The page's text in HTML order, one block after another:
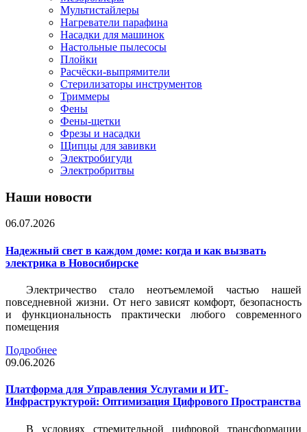
Мультистайлеры
Нагреватели парафина
Насадки для машинок
Настольные пылесосы
Плойки
Расчёски-выпрямители
Стерилизаторы инструментов
Триммеры
Фены
Фены-щетки
Фрезы и насадки
Щипцы для завивки
Электробигуди
Электробритвы
Наши новости
06.07.2026
Надежный свет в каждом доме: когда и как вызвать
электрика в Новосибирске
Электричество стало неотъемлемой частью нашей
повседневной жизни. От него зависят комфорт, безопасность
и функциональность практически любого современного
помещения
Подробнее
09.06.2026
Платформа для Управления Услугами и ИТ-
Инфраструктурой: Оптимизация Цифрового Пространства
В условиях стремительной цифровой трансформации